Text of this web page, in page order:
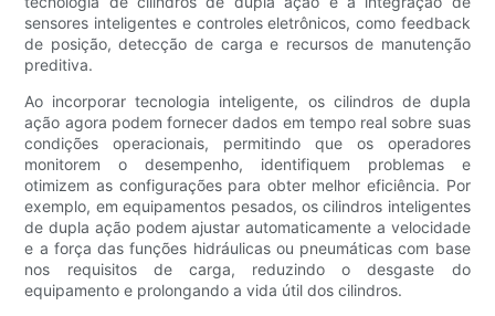
sensores inteligentes e controles eletrônicos, como feedback
de posição, detecção de carga e recursos de manutenção
preditiva.
Ao incorporar tecnologia inteligente, os cilindros de dupla
ação agora podem fornecer dados em tempo real sobre suas
condições operacionais, permitindo que os operadores
monitorem o desempenho, identifiquem problemas e
otimizem as configurações para obter melhor eficiência. Por
exemplo, em equipamentos pesados, os cilindros inteligentes
de dupla ação podem ajustar automaticamente a velocidade
e a força das funções hidráulicas ou pneumáticas com base
nos requisitos de carga, reduzindo o desgaste do
equipamento e prolongando a vida útil dos cilindros.